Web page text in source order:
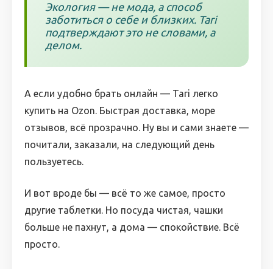
Экология — не мода, а способ
заботиться о себе и близких. Tari
подтверждают это не словами, а
делом.
А если удобно брать онлайн — Tari легко
купить на Ozon. Быстрая доставка, море
отзывов, всё прозрачно. Ну вы и сами знаете —
почитали, заказали, на следующий день
пользуетесь.
И вот вроде бы — всё то же самое, просто
другие таблетки. Но посуда чистая, чашки
больше не пахнут, а дома — спокойствие. Всё
просто.